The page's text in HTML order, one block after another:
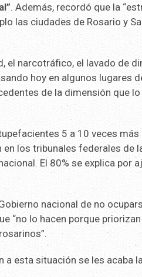
. Además, recordó que la
las ciudades de Rosario y
el narcotráfico, el lavado de
hoy en algunos lugares
de la dimensión que lo
5 a 10 veces
los tribunales federales de
El 80% se explica por
nacional de no
“no lo hacen porque
esta situación se les acaba